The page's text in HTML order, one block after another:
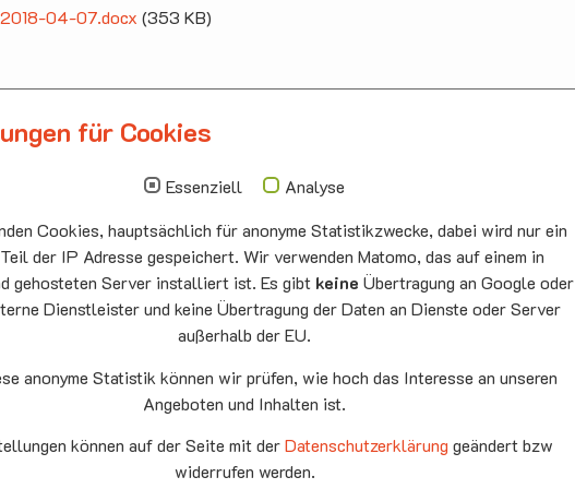
04-07.docx (353 KB)
Hallbergmoos
Hallbergmoos
0811/98709
0811/9598823
eG
Sonntag
Auferstehungskirc
he Neufahrn
Montag
15.00 - 17.00
10.08
Neufahrn
Mittwoch
20.00 Offenes
für Cookies
Essenziell
Analyse
Cookies, hauptsächlich für anonyme Statistikzwecke, dabei wird nur ein
der IP Adresse gespeichert. Wir verwenden Matomo, das auf einem in
gehosteten Server installiert ist. Es gibt keine Übertragung an Google oder
Dienstleister und keine Übertragung der Daten an Dienste oder Server
außerhalb der EU.
anonyme Statistik können wir prüfen, wie hoch das Interesse an unseren
Angeboten und Inhalten ist.
können auf der Seite mit derDatenschutzerklärung geändert bzw
widerrufen werden.